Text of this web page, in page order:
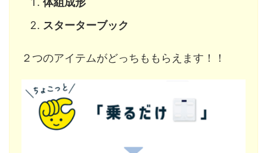
スターターブック
２つのアイテムがどっちももらえます！！